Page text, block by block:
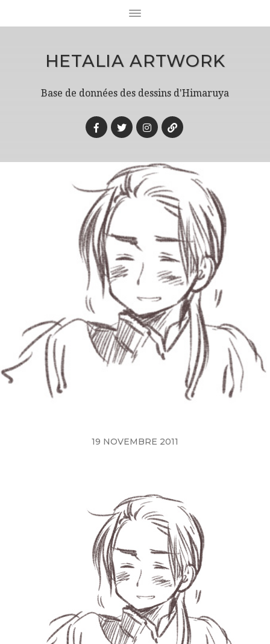
HETALIA ARTWORK
Base de données des dessins d'Himaruya
19 NOVEMBRE 2011